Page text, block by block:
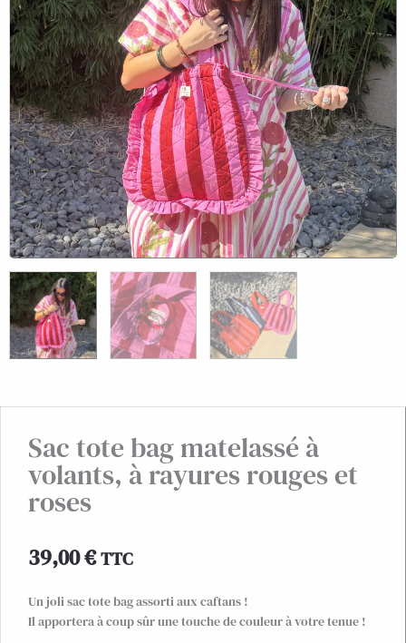
Sac tote bag matelassé à
volants, à rayures rouges et
roses
39,00€TTC
Un joli sac tote bag assorti aux caftans !
Il apportera à coup sûr une touche de couleur à votre tenue !